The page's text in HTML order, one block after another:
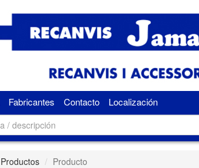
Fabricantes Contacto Localización
Productos Producto